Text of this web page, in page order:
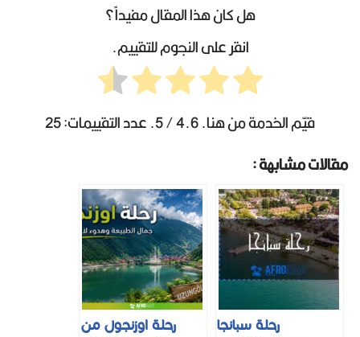
هل كان هذا المقال مفيداً؟
انقر على النجوم للتقييم.
قيّم الخدمة من هنا.4.6/ 5. عدد التقييمات:
25
مقالات مشابهة :
رحلة سبانجا
رحلة اوزنجول من